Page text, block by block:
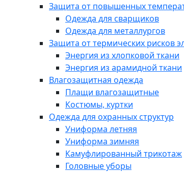
Защита от повышенных
Одежда для сварщиков
Одежда для металлургов
Защита от термических рисков
Энергия из хлопковой ткани
Энергия из арамидной ткани
Влагозащитная одежда
Плащи влагозащитные
Костюмы, куртки
Одежда для охранных структур
Униформа летняя
Униформа зимняя
Камуфлированный трикотаж
Головные уборы